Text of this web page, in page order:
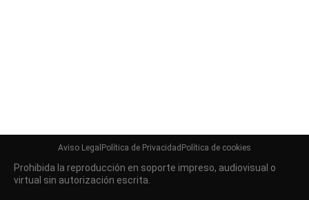
Prohibida la reproducción en soporte impreso, audiovisual o
virtual sin autorización escrita.
Aviso Legal Política de Privacidad Política de cookies